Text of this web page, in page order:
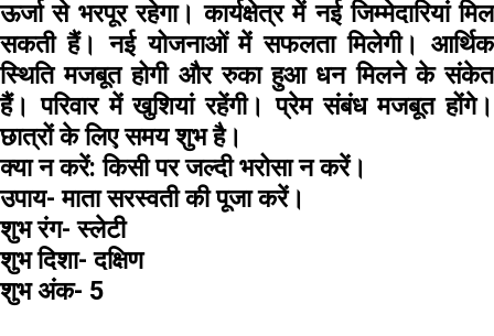
ऊर्जा से भरपूर रहेगा। कार्यक्षेत्र में नई जिम्मेदारियां मिल
सकती हैं। नई योजनाओं में सफलता मिलेगी। आर्थिक
स्थिति मजबूत होगी और रुका हुआ धन मिलने के संकेत
हैं। परिवार में खुशियां रहेंगी। प्रेम संबंध मजबूत होंगे।
छात्रों के लिए समय शुभ है।
क्या न करें:किसी पर जल्दी भरोसा न करें।
उपाय- माता सरस्वती की पूजा करें।
शुभ रंग- स्लेटी
शुभ दिशा-दक्षिण
शुभ अंक- 5